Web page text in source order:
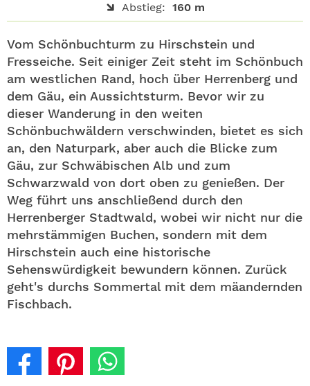
Abstieg: 160 m
Vom Schönbuchturm zu Hirschstein und
Fresseiche. Seit einiger Zeit steht im Schönbuch
am westlichen Rand, hoch über Herrenberg und
dem Gäu, ein Aussichtsturm. Bevor wir zu
dieser Wanderung in den weiten
Schönbuchwäldern verschwinden, bietet es sich
an, den Naturpark, aber auch die Blicke zum
Gäu, zur Schwäbischen Alb und zum
Schwarzwald von dort oben zu genießen. Der
Weg führt uns anschließend durch den
Herrenberger Stadtwald, wobei wir nicht nur die
mehrstämmigen Buchen, sondern mit dem
Hirschstein auch eine historische
Sehenswürdigkeit bewundern können. Zurück
geht's durchs Sommertal mit dem mäandernden
Fischbach.